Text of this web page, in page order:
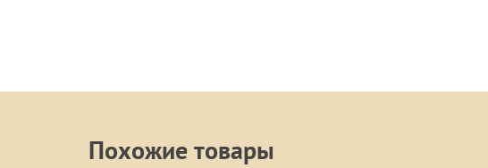
Похожие товары